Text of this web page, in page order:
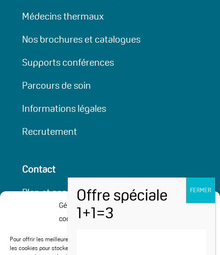
Gérer le consentement aux
cookies
Pour offrir les meilleures expériences, nous utilisons des technologies telles que
les cookies pour stocker et/ou accéder aux informations des appareils. Le fait de
Médecins thermaux
Nos brochures et catalogues
Supports conférences
Parcours de soin
Informations légales
Recrutement
Contact
Plan et accessibilité
Partenaires
Cures médicalisées